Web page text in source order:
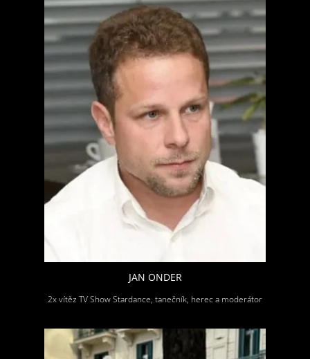
JAN ONDER
2x vítěz TV Show Stardance, tanečník, herec a moderátor